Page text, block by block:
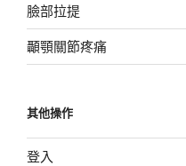
臉部拉提
顳顎關節疼痛
其他操作
登入